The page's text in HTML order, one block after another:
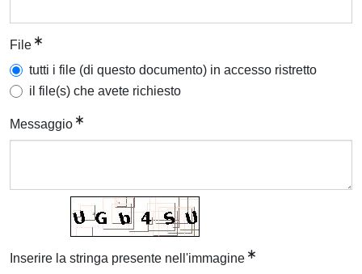
File
tutti i file (di questo documento) in accesso ristretto
il file(s) che avete richiesto
Messaggio
Inserire la stringa presente nell'immagine